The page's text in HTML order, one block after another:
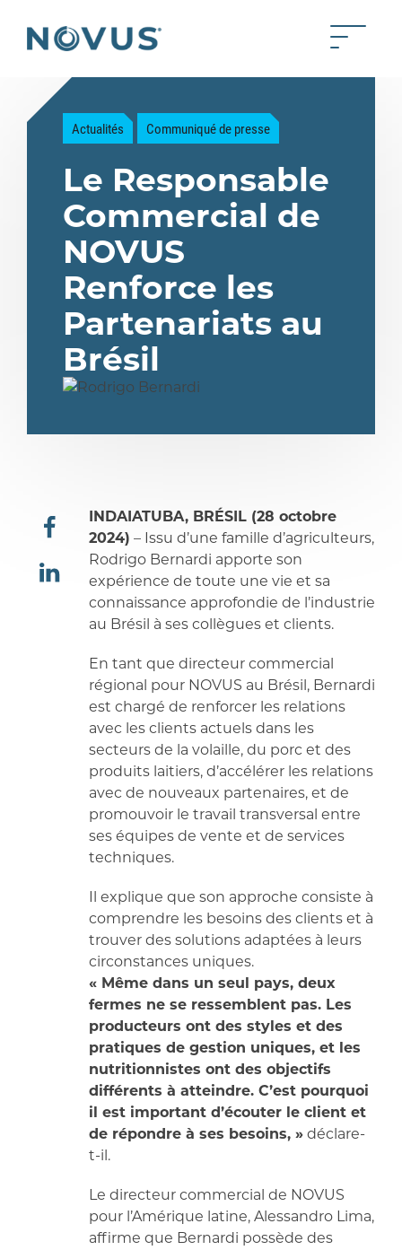
Back to home Toggle
Actualités Communiqué de presse
Le Responsable
Commercial de
NOVUS
Renforce les
Partenariats au
Brésil
INDAIATUBA, BRÉSIL (28 octobre
2024) – Issu d’une famille d’agriculteurs,
Rodrigo Bernardi apporte son
expérience de toute une vie et sa
connaissance approfondie de l’industrie
au Brésil à ses collègues et clients.
En tant que directeur commercial
régional pour NOVUS au Brésil, Bernardi
est chargé de renforcer les relations
avec les clients actuels dans les
secteurs de la volaille, du porc et des
produits laitiers, d’accélérer les relations
avec de nouveaux partenaires, et de
promouvoir le travail transversal entre
ses équipes de vente et de services
techniques.
Il explique que son approche consiste à
comprendre les besoins des clients et à
trouver des solutions adaptées à leurs
circonstances uniques.
« Même dans un seul pays, deux
fermes ne se ressemblent pas. Les
producteurs ont des styles et des
pratiques de gestion uniques, et les
nutritionnistes ont des objectifs
différents à atteindre. C’est pourquoi
il est important d’écouter le client et
de répondre à ses besoins, »déclare-
t-il.
Le directeur commercial de NOVUS
pour l’Amérique latine, Alessandro Lima,
affirme que Bernardi possède des